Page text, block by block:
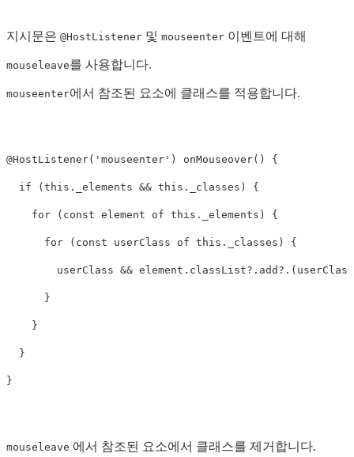
지시문은 @HostListener 및 mouseenter 이벤트에 대해
mouseleave를 사용합니다.
mouseenter에서 참조된 요소에 클래스를 적용합니다.
@HostListener('mouseenter') onMouseover() {
  if (this._elements && this._classes) {
    for (const element of this._elements) {
      for (const userClass of this._classes) {
userClass &&
      }
    }
  }
mouseleave 에서 참조된 요소에서 클래스를 제거합니다.